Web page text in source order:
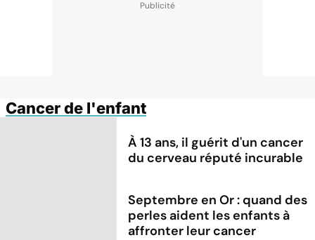
Cancer de l'enfant
À 13 ans, il guérit d'un cancer
du cerveau réputé incurable
Septembre en Or : quand des
perles aident les enfants à
affronter leur cancer